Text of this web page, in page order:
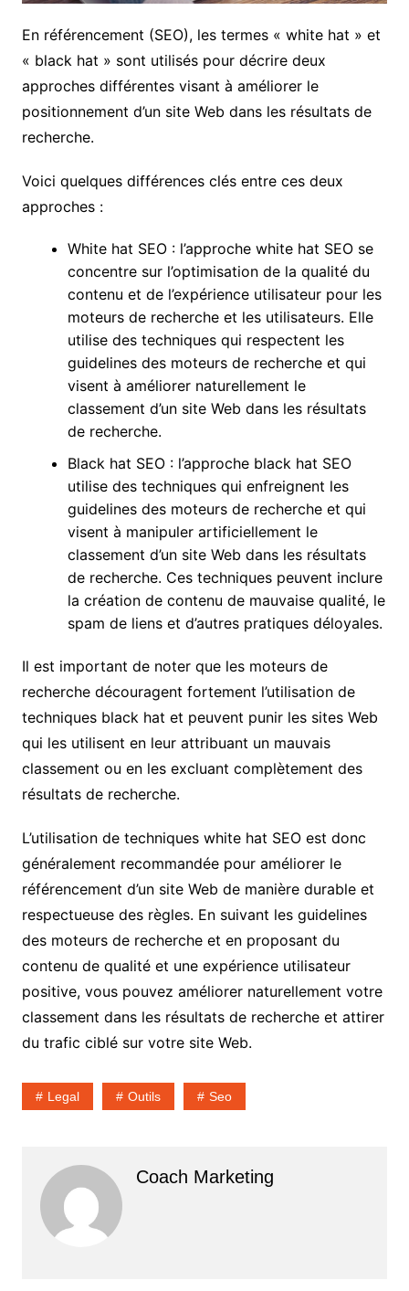
En référencement (SEO), les termes « white hat » et
« black hat » sont utilisés pour décrire deux
approches différentes visant à améliorer le
positionnement d’un site Web dans les résultats de
recherche.
Voici quelques différences clés entre ces deux
approches :
White hat SEO : l’approche white hat SEO se
concentre sur l’optimisation de la qualité du
contenu et de l’expérience utilisateur pour les
moteurs de recherche et les utilisateurs. Elle
utilise des techniques qui respectent les
guidelines des moteurs de recherche et qui
visent à améliorer naturellement le
classement d’un site Web dans les résultats
de recherche.
Black hat SEO : l’approche black hat SEO
utilise des techniques qui enfreignent les
guidelines des moteurs de recherche et qui
visent à manipuler artificiellement le
classement d’un site Web dans les résultats
de recherche. Ces techniques peuvent inclure
la création de contenu de mauvaise qualité, le
spam de liens et d’autres pratiques déloyales.
Il est important de noter que les moteurs de
recherche découragent fortement l’utilisation de
techniques black hat et peuvent punir les sites Web
qui les utilisent en leur attribuant un mauvais
classement ou en les excluant complètement des
résultats de recherche.
L’utilisation de techniques white hat SEO est donc
généralement recommandée pour améliorer le
référencement d’un site Web de manière durable et
respectueuse des règles. En suivant les guidelines
des moteurs de recherche et en proposant du
contenu de qualité et une expérience utilisateur
positive, vous pouvez améliorer naturellement votre
classement dans les résultats de recherche et attirer
du trafic ciblé sur votre site Web.
Legal Outils Seo
Coach Marketing